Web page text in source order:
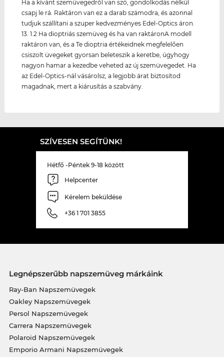
Ha a kívánt szemüvegedről van szó, gondolkodás nélkül
csapj le rá. Raktáron van ez a darab számodra, és azonnal
tudjuk szállítani a szuper kedvezményes Edel-Optics áron.
13. 1.2 Ha dioptriás szemüveg és ha van raktáronA modell
raktáron van, és a Te dioptria értékeidnek megfelelően
csiszolt üvegeket gyorsan beleteszik a keretbe, úgyhogy
nagyon hamar a kezedbe veheted az új szemüvegedet. Ha
az Edel-Optics-nál vásárolsz, a legjobb árat biztosítod
magadnak, mert a kiárusítás a szabvány.
SZÍVESEN SEGÍTÜNK!
Hétfő -Péntek 9-18 között
Helpcenter
Kérelem beküldése
+36 1 701 3855
Legnépszerűbb napszemüveg márkáink
Ray-Ban Napszemüvegek
Oakley Napszemüvegek
Persol Napszemüvegek
Carrera Napszemüvegek
Polaroid Napszemüvegek
Emporio Armani Napszemüvegek